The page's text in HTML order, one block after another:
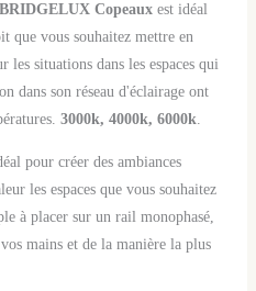
Copeauxest idéal
que vous souhaitez mettre en
situations dans les espaces qui
dans son réseau d'éclairage ont
3000k, 4000k, 6000k.
pour créer des ambiances
les espaces que vous souhaitez
à placer sur un rail monophasé,
mains et de la manière la plus